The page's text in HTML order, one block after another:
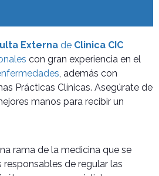
Externa de Clinica CIC
con gran experiencia en el
, además con
Prácticas Clínicas. Asegúrate de
manos para recibir un
rama de la medicina que se
de regular las